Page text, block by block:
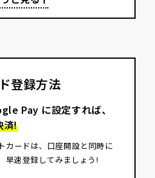
登録方法
Pay に設定すれば、
済!
カードは、口座開設と同時に
早速登録してみましょう!